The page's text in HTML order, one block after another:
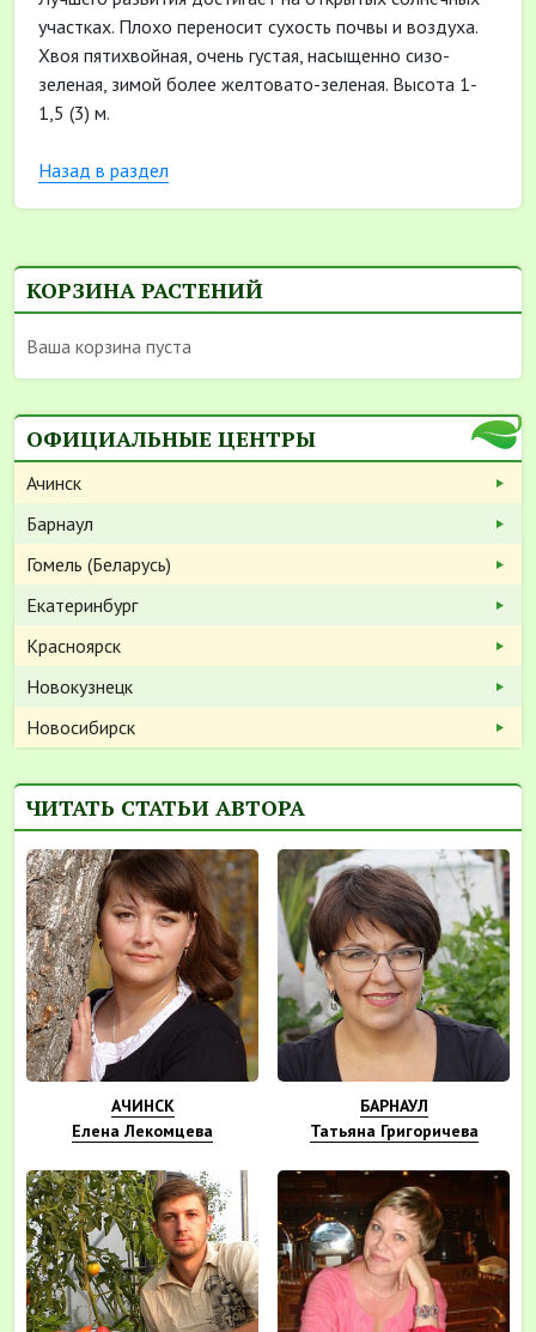
участках. Плохо переносит сухость почвы и воздуха.
Хвоя пятихвойная, очень густая, насыщенно сизо-
зеленая, зимой более желтовато-зеленая. Высота 1-
1,5 (3) м.
Назад в раздел
КОРЗИНА РАСТЕНИЙ
Ваша корзина пуста
ОФИЦИАЛЬНЫЕ ЦЕНТРЫ
Ачинск
Барнаул
Гомель (Беларусь)
Екатеринбург
Красноярск
Новокузнецк
Новосибирск
ЧИТАТЬ СТАТЬИ АВТОРА
АЧИНСК
Елена Лекомцева
БАРНАУЛ
Татьяна Григоричева